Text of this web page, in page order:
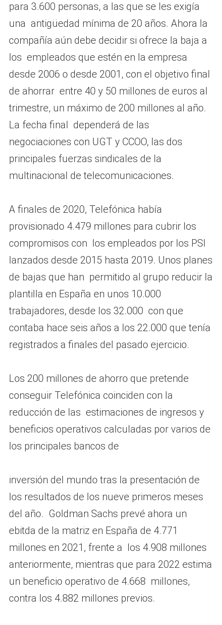
para 3.600 personas, a las que se les exigía
una antigüedad mínima de 20 años. Ahora la
compañía aún debe decidir si ofrece la baja a
los empleados que estén en la empresa
desde 2006 o desde 2001, con el objetivo final
de ahorrar entre 40 y 50 millones de euros al
trimestre, un máximo de 200 millones al año.
La fecha final dependerá de las
negociaciones con UGT y CCOO, las dos
principales fuerzas sindicales de la
multinacional de telecomunicaciones.
A finales de 2020, Telefónica había
provisionado 4.479 millones para cubrir los
compromisos con los empleados por los PSI
lanzados desde 2015 hasta 2019. Unos planes
de bajas que han permitido al grupo reducir la
plantilla en España en unos 10.000
trabajadores, desde los 32.000 con que
contaba hace seis años a los 22.000 que tenía
registrados a finales del pasado ejercicio.
Los 200 millones de ahorro que pretende
conseguir Telefónica coinciden con la
reducción de las estimaciones de ingresos y
beneficios operativos calculadas por varios de
los principales bancos de
inversión del mundo tras la presentación de
los resultados de los nueve primeros meses
del año. Goldman Sachs prevé ahora un
ebitda de la matriz en España de 4.771
millones en 2021, frente a los 4.908 millones
anteriormente, mientras que para 2022 estima
un beneficio operativo de 4.668 millones,
contra los 4.882 millones previos.